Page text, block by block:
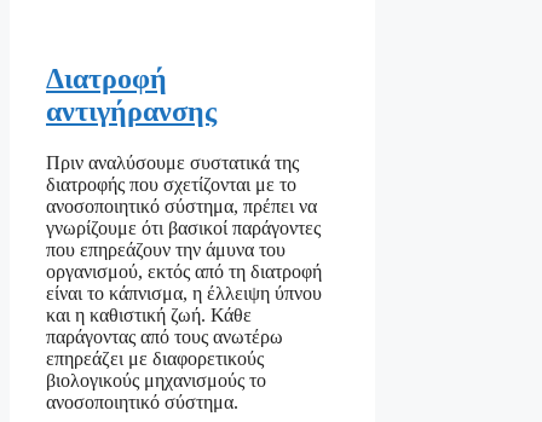
Διατροφή
αντιγήρανσης
Πριν αναλύσουμε συστατικά της
διατροφής που σχετίζονται με το
ανοσοποιητικό σύστημα, πρέπει να
γνωρίζουμε ότι βασικοί παράγοντες
που επηρεάζουν την άμυνα του
οργανισμού, εκτός από τη διατροφή
είναι το κάπνισμα, η έλλειψη ύπνου
και η καθιστική ζωή. Κάθε
παράγοντας από τους ανωτέρω
επηρεάζει με διαφορετικούς
βιολογικούς μηχανισμούς το
ανοσοποιητικό σύστημα.